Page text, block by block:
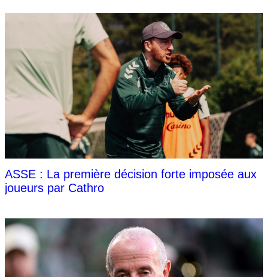
ASSE : La première décision forte imposée aux
joueurs par Cathro